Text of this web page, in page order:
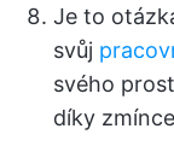
Je to
svůj
svého
díky